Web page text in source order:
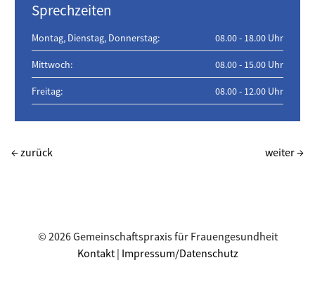
Sprechzeiten
Montag, Dienstag, Donnerstag: 08.00 - 18.00 Uhr
Mittwoch: 08.00 - 15.00 Uhr
Freitag: 08.00 - 12.00 Uhr
← zurück weiter →
© 2026 Gemeinschaftspraxis für Frauengesundheit
Kontakt| Impressum/Datenschutz